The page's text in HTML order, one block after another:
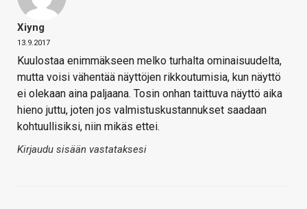
Xiyng
13.9.2017
Kuulostaa enimmäkseen melko turhalta ominaisuudelta,
mutta voisi vähentää näyttöjen rikkoutumisia, kun näyttö
ei olekaan aina paljaana. Tosin onhan taittuva näyttö aika
hieno juttu, joten jos valmistuskustannukset saadaan
kohtuullisiksi, niin mikäs ettei.
Kirjaudu sisään vastataksesi